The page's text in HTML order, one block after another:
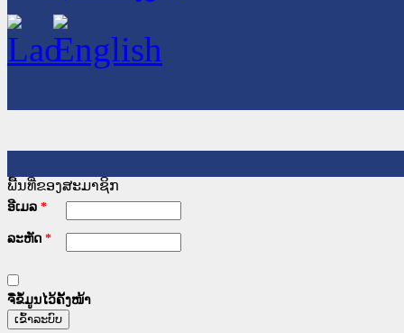
ພື້ນທີ່ຂອງສະມາຊິກ
ອີເມລ *
ລະຫັດ *
ຈື່ຂໍ້ມູນໄວ້ຄັ້ງໜ້າ